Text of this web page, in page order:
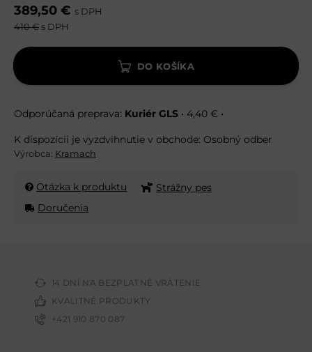
389,50 € s DPH
410 € s DPH
DO KOŠÍKA
Kuriér GLS • 4,40 € •
Osobný odber
Výrobca: Kramach
Otázka k produktu
Strážny pes
Doručenia
14 DNÍ NA BEZPLATNÉ VRÁTENIE
KVALITNÉ PRODUKTY
+421 910 870 087